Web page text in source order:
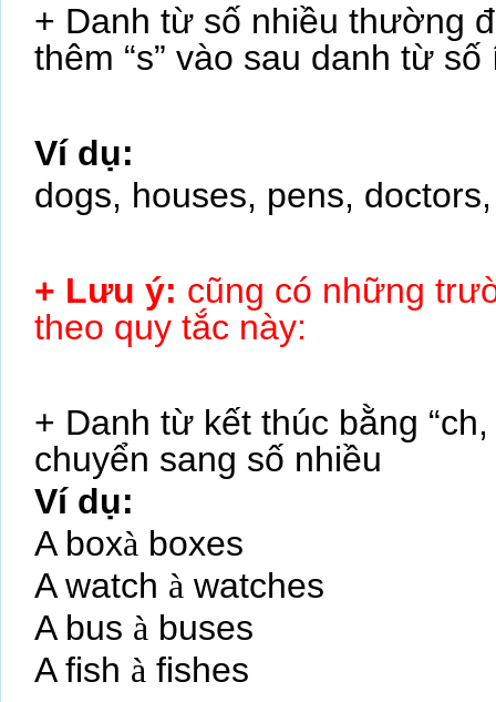
+ Danh từ số nhiều thường
thêm “s” vào sau danh từ số
Ví dụ:
dogs, houses, pens,
+ Lưu ý: cũng có những
theo quy tắc này:
+ Danh từ kết thúc bằng
chuyển sang số nhiều
Ví dụ:
A boxà boxes
A watch à watches
A bus à buses
A fish à fishes